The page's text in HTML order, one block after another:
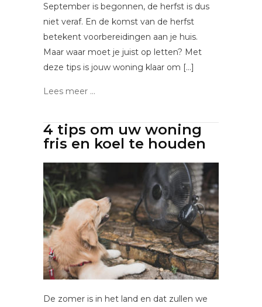
September is begonnen, de herfst is dus
niet veraf. En de komst van de herfst
betekent voorbereidingen aan je huis.
Maar waar moet je juist op letten? Met
deze tips is jouw woning klaar om […]
Lees meer ...
4 tips om uw woning
fris en koel te houden
De zomer is in het land en dat zullen we